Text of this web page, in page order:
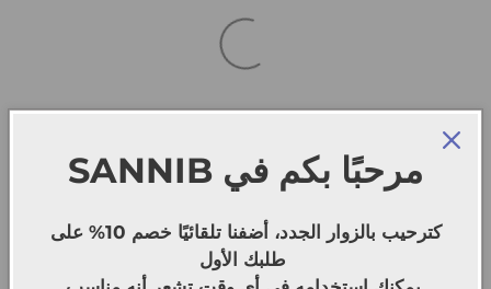
SANNIB
كترحيب بالزوار الجدد، أضفنا تلقائيًا خصم 10% على